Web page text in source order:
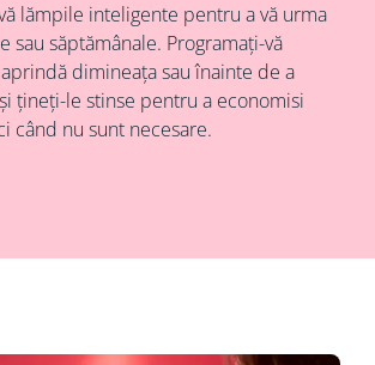
lămpile inteligente pentru a vă urma
sau săptămânale. Programați-vă
dimineața sau înainte de a
țineți-le stinse pentru a economisi
când nu sunt necesare.